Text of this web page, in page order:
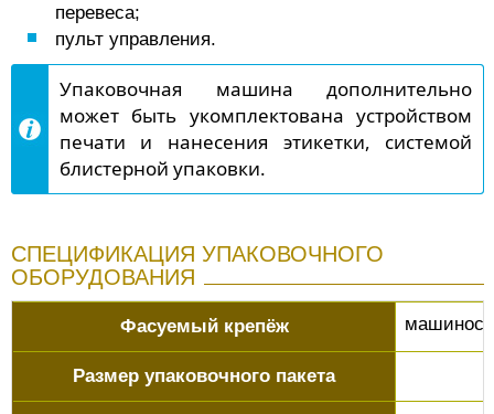
перевеса;
пульт управления.
Упаковочная машина дополнительно
может быть укомплектована устройством
печати и нанесения этикетки, системой
блистерной упаковки.
СПЕЦИФИКАЦИЯ УПАКОВОЧНОГО
ОБОРУДОВАНИЯ
Фасуемый крепёж
Размер упаковочного пакета